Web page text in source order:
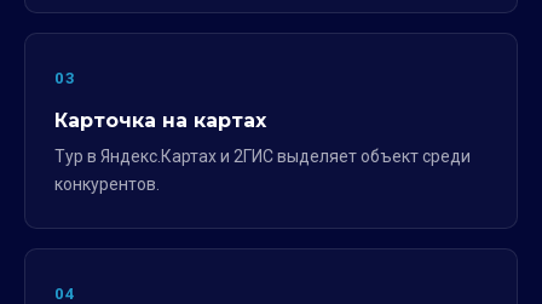
03
Карточка на картах
Тур в Яндекс.Картах и 2ГИС выделяет объект среди
конкурентов.
04